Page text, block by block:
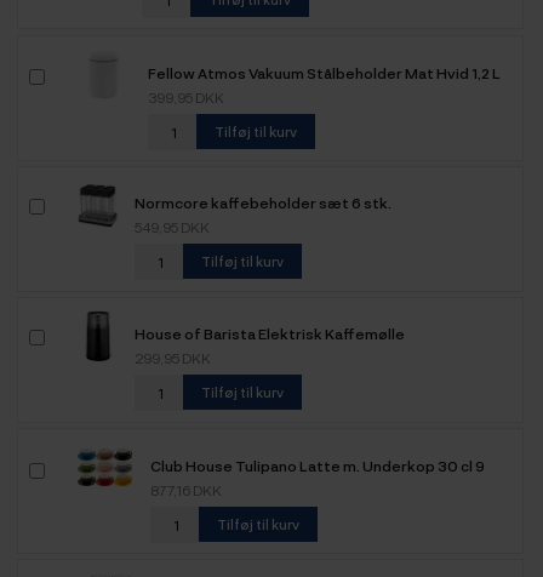
Fellow Atmos Vakuum Stålbeholder Mat Hvid 1,2 L
399,95 DKK
Tilføj til kurv
Normcore kaffebeholder sæt 6 stk.
549,95 DKK
Tilføj til kurv
House of Barista Elektrisk Kaffemølle
299,95 DKK
Tilføj til kurv
Club House Tulipano Latte m. Underkop 30 cl 9
Stk
877,16 DKK
Tilføj til kurv